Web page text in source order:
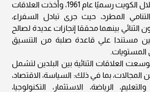
أعقاب إعلان استقلال الكويت رسميًا عام 1961، وأخذت العلاقات
المطرد، حيث جرى تبادل السفراء،
الثنائي بينهما محققا إنجازات عديدة لصالح
مستندا علي قاعدة صلبة من التنسيق
المستويات.
العلاقات الثنائية بين البلدين لتشمل
بما في ذلك: السياسة، الاقتصاد،
الرياضة، الاستثمار، التكنولوجيا،